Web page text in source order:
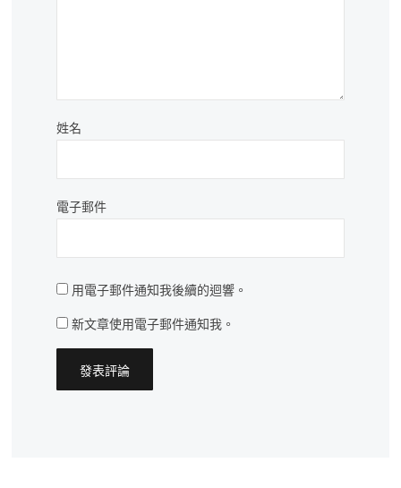
姓名
電子郵件
用電子郵件通知我後續的迴響。
新文章使用電子郵件通知我。